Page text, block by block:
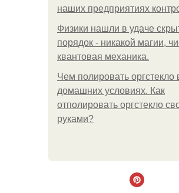
наших предприятиях
Физики нашли в удаче
порядок - никакой магии,
квантовая механика.
Чем полировать оргстекло
домашних условиях. Как
отполировать оргстекло
руками?